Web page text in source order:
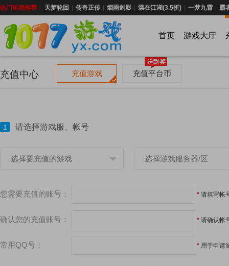
热门游戏推荐： 天梦轮回 传奇正传 烟雨剑影 漂在江湖(3.5折) 一梦九霄 霸
首页 游戏大厅
充值中心 充值游戏 充值平台币
1 请选择游戏服、帐号
选择要充值的游戏 选择游戏服务器/区
您需要充值的账号： * 请填写帐
确认您的充值账号： * 请确认帐
常用QQ号： * 用于申请